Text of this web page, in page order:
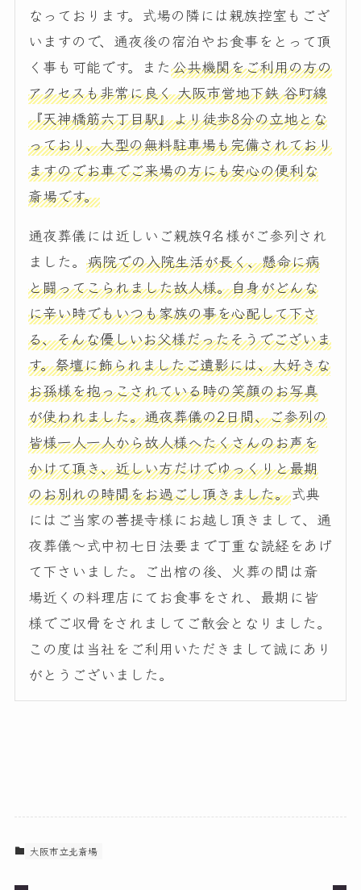
なっております。式場の隣には親族控室もござ
いますので、通夜後の宿泊やお食事をとって頂
く事も可能です。また公共機関をご利用の方の
アクセスも非常に良く 大阪市営地下鉄 谷町線
『天神橋筋六丁目駅』より徒歩8分の立地とな
っており、大型の無料駐車場も完備されており
ますのでお車でご来場の方にも安心の便利な
斎場です。
通夜葬儀には近しいご親族9名様がご参列され
ました。病院での入院生活が長く、懸命に病
と闘ってこられました故人様。自身がどんな
に辛い時でもいつも家族の事を心配して下さ
る、そんな優しいお父様だったそうでございま
す。祭壇に飾られましたご遺影には、大好きな
お孫様を抱っこされている時の笑顔のお写真
が使われました。通夜葬儀の2日間、ご参列の
皆様一人一人から故人様へたくさんのお声を
かけて頂き、近しい方だけでゆっくりと最期
のお別れの時間をお過ごし頂きました。式典
にはご当家の菩提寺様にお越し頂きまして、通
夜葬儀～式中初七日法要まで丁重な読経をあげ
て下さいました。ご出棺の後、火葬の間は斎
場近くの料理店にてお食事をされ、最期に皆
様でご収骨をされましてご散会となりました。
この度は当社をご利用いただきまして誠にあり
がとうございました。
大阪市立北斎場